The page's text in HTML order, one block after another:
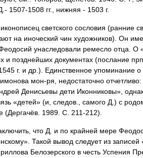
.- 1507-1508 гг., нижняя - 1503 г.
иконописец светского сословия (ранние
на иноческий чин художников). Он
унаследовали ремесло отца О
и позднейших документах (послание прп
г. и др .). Единственное упоминание о
мон-ря недостаточно отчетливо:
Денисьевы дети Иконниковы»,
«детей» (и следов самого Д .) с
(Дергачёв 1989 С 211-212).
что Д и по крайней мере
». Такой вывод следует из записей
Белозерского в честь Успения